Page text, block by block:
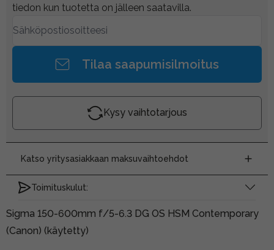
tiedon kun tuotetta on jälleen saatavilla.
Tilaa saapumisilmoitus
Kysy vaihtotarjous
Katso yritysasiakkaan maksuvaihtoehdot
Toimituskulut:
Sigma 150-600mm f/5-6.3 DG OS HSM Contemporary
(Canon) (käytetty)